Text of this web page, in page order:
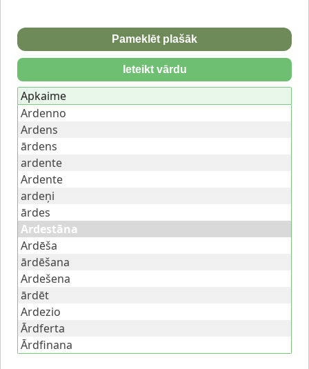
Pameklēt plašāk
Ieteikt vārdu
Apkaime
Ardenno
Ardens
ārdens
ardente
Ardente
ardeņi
ārdes
Ardestāna
Ardēša
ārdēšana
Ardešena
ārdēt
Ardezio
Ārdferta
Ārdfinana